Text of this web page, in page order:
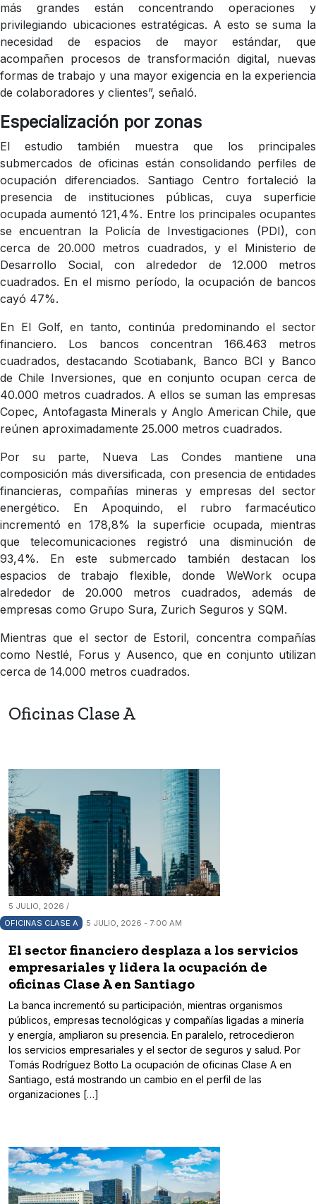
más grandes están concentrando operaciones y
privilegiando ubicaciones estratégicas. A esto se suma la
necesidad de espacios de mayor estándar, que
acompañen procesos de transformación digital, nuevas
formas de trabajo y una mayor exigencia en la experiencia
de colaboradores y clientes”, señaló.
Especialización por zonas
El estudio también muestra que los principales
submercados de oficinas están consolidando perfiles de
ocupación diferenciados. Santiago Centro fortaleció la
presencia de instituciones públicas, cuya superficie
ocupada aumentó 121,4%. Entre los principales ocupantes
se encuentran la Policía de Investigaciones (PDI), con
cerca de 20.000 metros cuadrados, y el Ministerio de
Desarrollo Social, con alrededor de 12.000 metros
cuadrados. En el mismo período, la ocupación de bancos
cayó 47%.
En El Golf, en tanto, continúa predominando el sector
financiero. Los bancos concentran 166.463 metros
cuadrados, destacando Scotiabank, Banco BCI y Banco
de Chile Inversiones, que en conjunto ocupan cerca de
40.000 metros cuadrados. A ellos se suman las empresas
Copec, Antofagasta Minerals y Anglo American Chile, que
reúnen aproximadamente 25.000 metros cuadrados.
Por su parte, Nueva Las Condes mantiene una
composición más diversificada, con presencia de entidades
financieras, compañías mineras y empresas del sector
energético. En Apoquindo, el rubro farmacéutico
incrementó en 178,8% la superficie ocupada, mientras
que telecomunicaciones registró una disminución de
93,4%. En este submercado también destacan los
espacios de trabajo flexible, donde WeWork ocupa
alrededor de 20.000 metros cuadrados, además de
empresas como Grupo Sura, Zurich Seguros y SQM.
Mientras que el sector de Estoril, concentra compañías
como Nestlé, Forus y Ausenco, que en conjunto utilizan
cerca de 14.000 metros cuadrados.
Oficinas Clase A
5 JULIO, 2026 /
OFICINAS CLASE A
5 JULIO, 2026 - 7:00 AM
El sector financiero desplaza a los servicios
empresariales y lidera la ocupación de
oficinas Clase A en Santiago
La banca incrementó su participación, mientras organismos
públicos, empresas tecnológicas y compañías ligadas a minería
y energía, ampliaron su presencia. En paralelo, retrocedieron
los servicios empresariales y el sector de seguros y salud. Por
Tomás Rodríguez Botto La ocupación de oficinas Clase A en
Santiago, está mostrando un cambio en el perfil de las
organizaciones […]